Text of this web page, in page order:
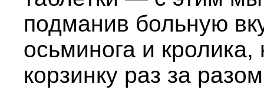
подманив больную
осьминога и кролика,
корзинку раз за